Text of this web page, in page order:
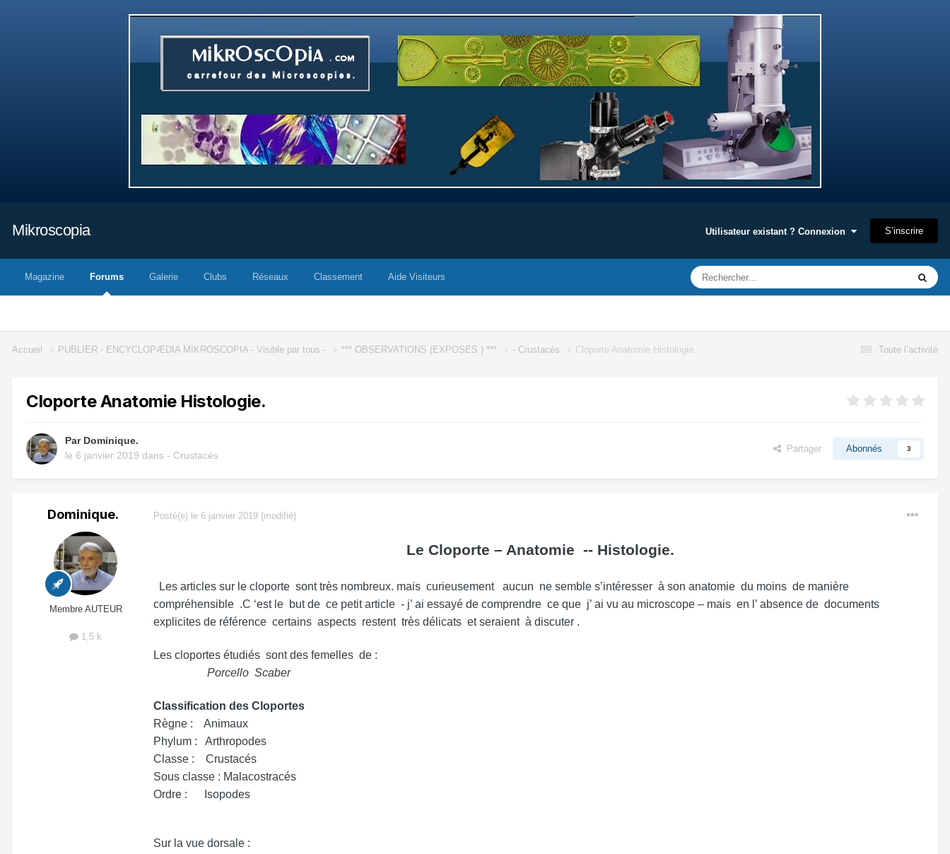
Mikroscopia Utilisateur existant ? Connexion S’inscrire
Magazine Forums Galerie Clubs Réseaux Classement Aide Visiteurs
Toute l’activité
Accueil PUBLIER - ENCYCLOPÆDIA MIKROSCOPIA - Visible par tous - *** OBSERVATIONS (EXPOSES ) *** - Crustacés Cloporte Anatomie Histologie.
Cloporte Anatomie Histologie.
Par Dominique.
le 6 janvier 2019 dans - Crustacés
Partager Abonnés 3
Dominique.
Membre AUTEUR
1,5 k
Posté(e) le 6 janvier 2019 (modifié)
Le Cloporte – Anatomie -- Histologie.
Les articles sur le cloporte sont très nombreux. mais curieusement aucun ne semble s’intéresser à son anatomie du moins de manière
compréhensible .C ‘est le but de ce petit article - j’ ai essayé de comprendre ce que j’ ai vu au microscope – mais en l’ absence de documents
explicites de référence certains aspects restent très délicats et seraient à discuter .
Les cloportes étudiés sont des femelles de :
Porcello Scaber
Classification des Cloportes
Règne : Animaux
Phylum : Arthropodes
Classe : Crustacés
Sous classe : Malacostracés
Ordre : Isopodes
Sur la vue dorsale :